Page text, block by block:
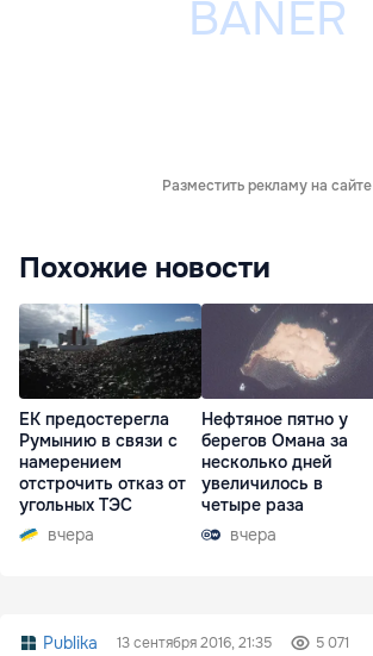
Разместить рекламу на сайте
Похожие новости
ЕК предостерегла
Румынию в связи с
намерением
отстрочить отказ от
угольных ТЭС
вчера
Нефтяное пятно у
берегов Омана за
несколько дней
увеличилось в
четыре раза
вчера
Publika 13 сентября 2016, 21:35 5 071